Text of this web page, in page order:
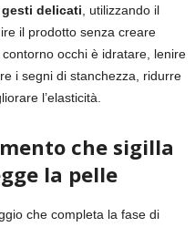
delicati , utilizzando il
il prodotto senza creare
occhi è idratare, lenire
i segni di stanchezza, ridurre
l’elasticità.
che sigilla
la pelle
che completa la fase di